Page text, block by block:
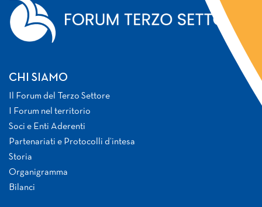
CHI SIAMO
Il Forum del Terzo Settore
I Forum nel territorio
Soci e Enti Aderenti
Partenariati e Protocolli d’intesa
Storia
Organigramma
Bilanci